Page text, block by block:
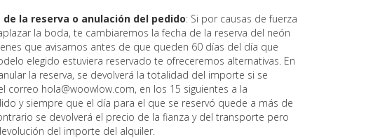
la reserva o anulación del pedido: Si por causas de fuerza
la boda, te cambiaremos la fecha de la reserva del neón
que avisarnos antes de que queden 60 días del día que
elegido estuviera reservado te ofreceremos alternativas. En
la reserva, se devolverá la totalidad del importe si se
correo hola@woowlow.com, en los 15 siguientes a la
y siempre que el día para el que se reservó quede a más de
se devolverá el precio de la fianza y del transporte pero
del importe del alquiler.